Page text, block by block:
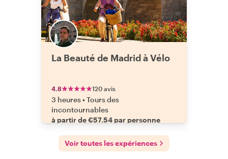
La Beauté de Madrid à Vélo
4.8 120 avis
3 heures•Tours des
incontournables
à partir de €57.54 par personne
Voir toutes les expériences